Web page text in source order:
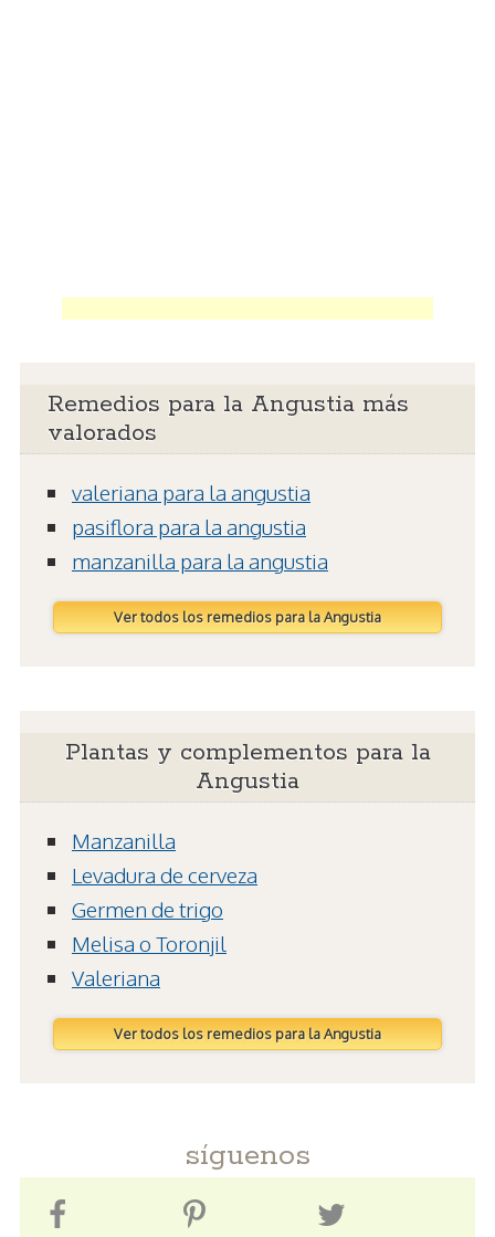
Remedios para la Angustia más
valorados
valeriana para la angustia
pasiflora para la angustia
manzanilla para la angustia
Ver todos los remedios para la Angustia
Plantas y complementos para la
Angustia
Manzanilla
Levadura de cerveza
Germen de trigo
Melisa o Toronjil
Valeriana
Ver todos los remedios para la Angustia
síguenos